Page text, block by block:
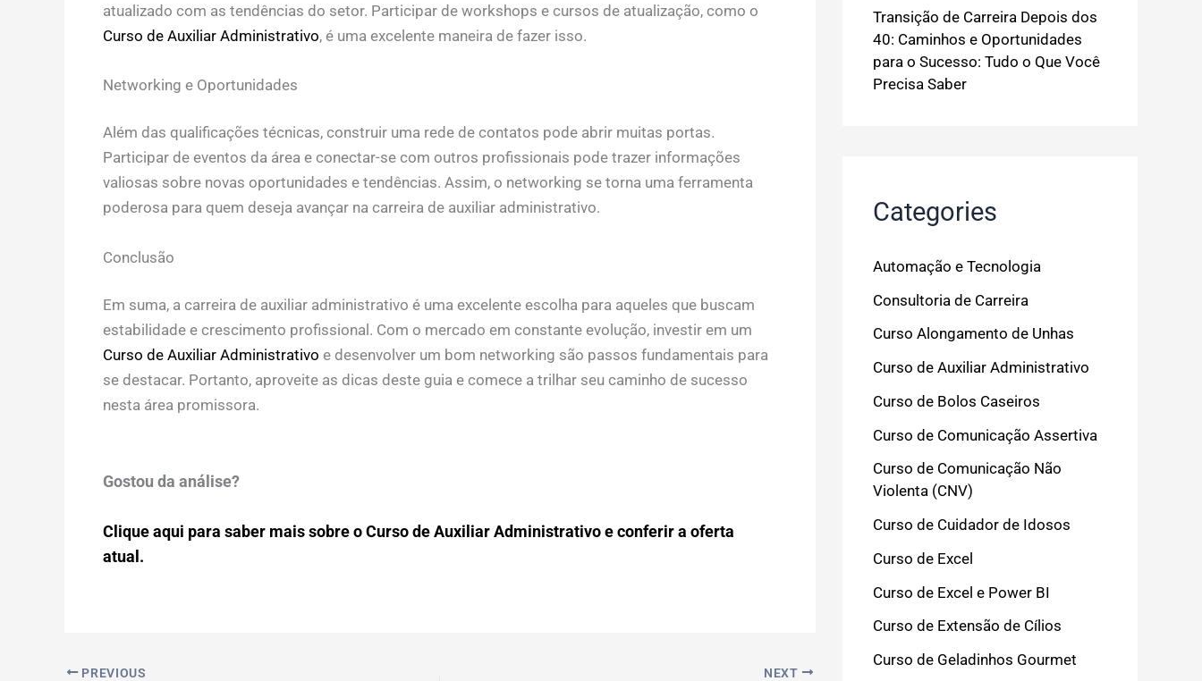
atualizado com as tendências do setor. Participar de workshops e cursos de atualização, como o
Curso de Auxiliar Administrativo, é uma excelente maneira de fazer isso.
Networking e Oportunidades
Além das qualificações técnicas, construir uma rede de contatos pode abrir muitas portas.
Participar de eventos da área e conectar-se com outros profissionais pode trazer informações
valiosas sobre novas oportunidades e tendências. Assim, o networking se torna uma ferramenta
poderosa para quem deseja avançar na carreira de auxiliar administrativo.
Conclusão
Em suma, a carreira de auxiliar administrativo é uma excelente escolha para aqueles que buscam
estabilidade e crescimento profissional. Com o mercado em constante evolução, investir em um
Curso de Auxiliar Administrativo e desenvolver um bom networking são passos fundamentais para
se destacar. Portanto, aproveite as dicas deste guia e comece a trilhar seu caminho de sucesso
nesta área promissora.
Gostou da análise?
Clique aqui para saber mais sobre o Curso de Auxiliar Administrativo e conferir a oferta
atual.
PREVIOUS NEXT
Transição de Carreira Depois dos
40: Caminhos e Oportunidades
para o Sucesso: Tudo o Que Você
Precisa Saber
Categories
Automação e Tecnologia
Consultoria de Carreira
Curso Alongamento de Unhas
Curso de Auxiliar Administrativo
Curso de Bolos Caseiros
Curso de Comunicação Assertiva
Curso de Comunicação Não
Violenta (CNV)
Curso de Cuidador de Idosos
Curso de Excel
Curso de Excel e Power BI
Curso de Extensão de Cílios
Curso de Geladinhos Gourmet